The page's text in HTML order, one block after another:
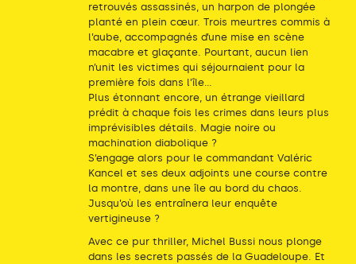
retrouvés assassinés, un harpon de plongée
planté en plein cœur. Trois meurtres commis à
l’aube, accompagnés d’une mise en scène
macabre et glaçante. Pourtant, aucun lien
n’unit les victimes qui séjournaient pour la
première fois dans l’île...
Plus étonnant encore, un étrange vieillard
prédit à chaque fois les crimes dans leurs plus
imprévisibles détails. Magie noire ou
machination diabolique ?
S’engage alors pour le commandant Valéric
Kancel et ses deux adjoints une course contre
la montre, dans une île au bord du chaos.
Jusqu’où les entraînera leur enquête
vertigineuse ?
Avec ce pur thriller, Michel Bussi nous plonge
dans les secrets passés de la Guadeloupe. Et